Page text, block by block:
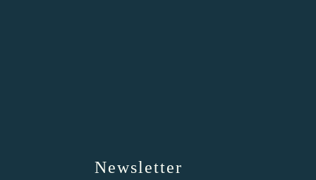
Newsletter